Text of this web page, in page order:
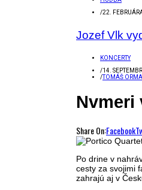
/22.
Jozef Vlk
KONCERTY
/14.
/TOMÁŠ
Nvmeri
Share On:Facebook
Po drine v
cesty za svojimi
zahrajú aj v